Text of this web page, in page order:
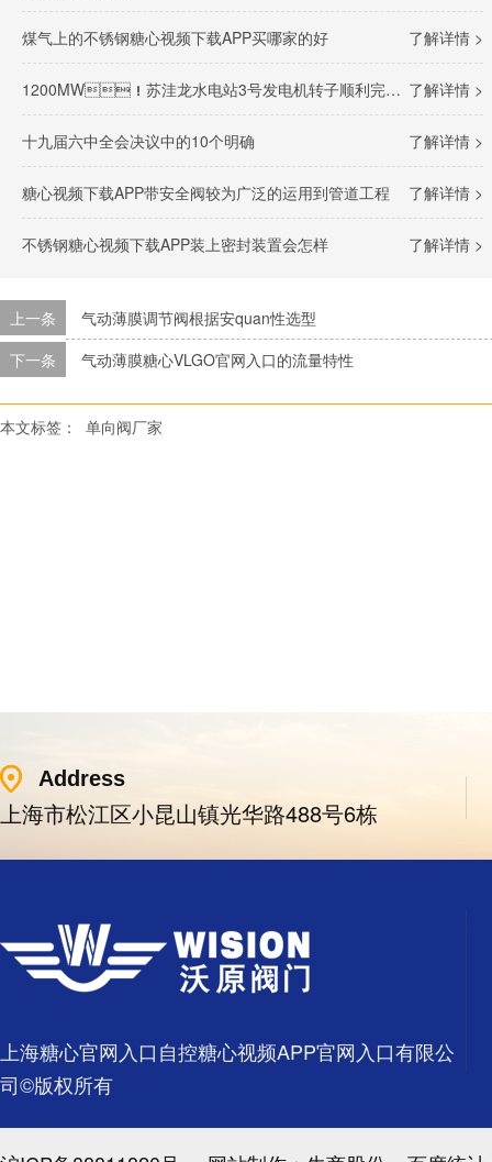
了解详情 >
煤气上的不锈钢糖心视频下载APP买哪家的好
了解详情 >
1200MW！苏洼龙水电站3号发电机转子顺利完成吊装
了解详情 >
十九届六中全会决议中的10个明确
了解详情 >
糖心视频下载APP带安全阀较为广泛的运用到管道工程
了解详情 >
不锈钢糖心视频下载APP装上密封装置会怎样
上一条
气动薄膜调节阀根据安quan性选型
下一条
气动薄膜糖心VLGO官网入口的流量特性
本文标签： 单向阀厂家
Address
上海市松江区小昆山镇光华路488号6栋
上海糖心官网入口自控糖心视频APP官网入口有限公
司©版权所有